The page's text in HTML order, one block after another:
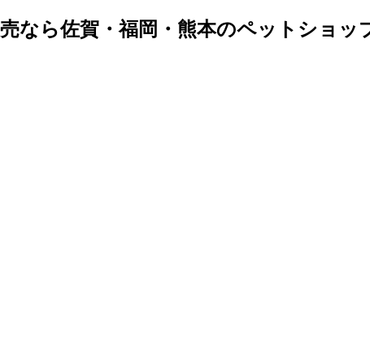
なら佐賀・福岡・熊本のペットショッ